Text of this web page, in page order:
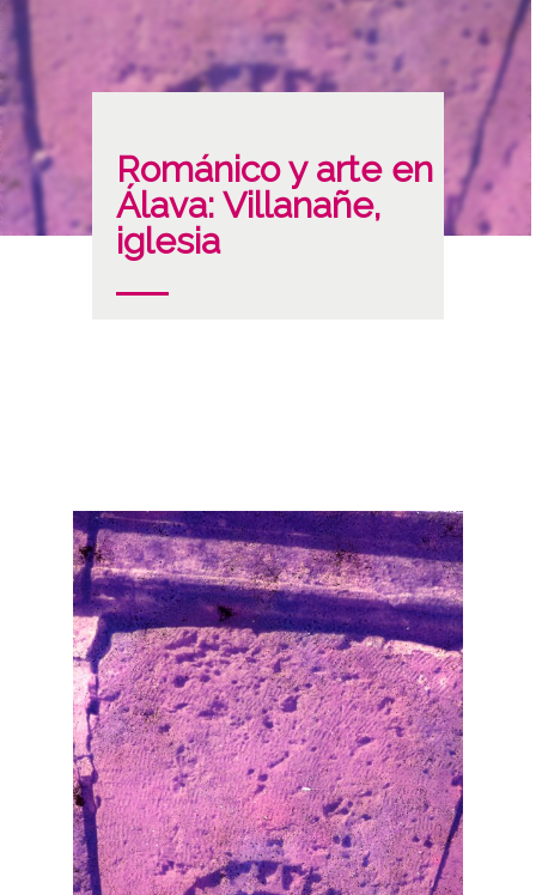
Románico y arte en
Álava: Villanañe,
iglesia